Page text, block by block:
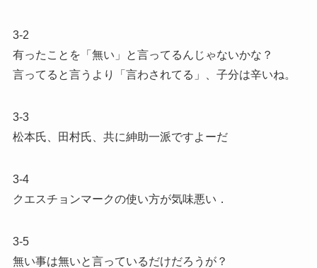
3-2
有ったことを「無い」と言ってるんじゃないかな？
言ってると言うより「言わされてる」、子分は辛いね。
3-3
松本氏、田村氏、共に紳助一派ですよーだ
3-4
クエスチョンマークの使い方が気味悪い．
3-5
無い事は無いと言っているだけだろうが？